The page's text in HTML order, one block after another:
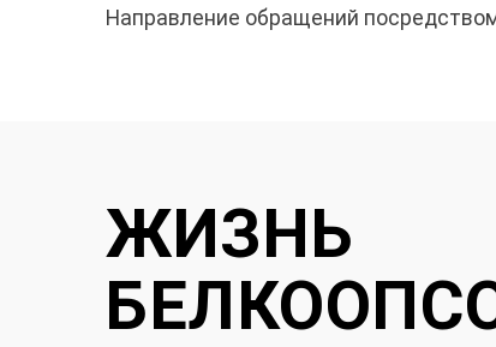
Направление обращений
ЖИЗНЬ